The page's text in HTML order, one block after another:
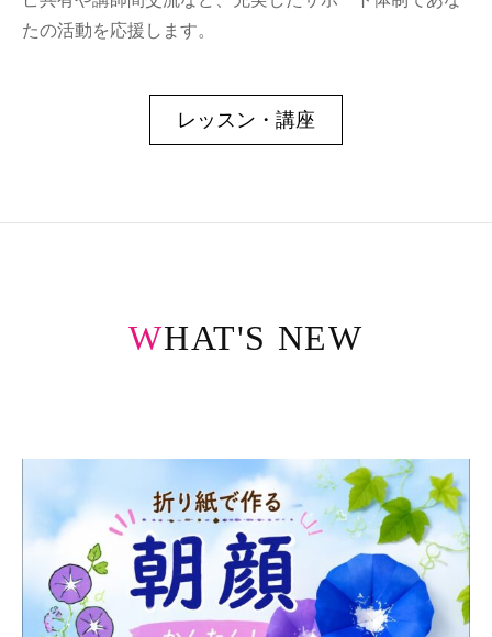
たの活動を応援します。
レッスン・講座
WHAT'S NEW